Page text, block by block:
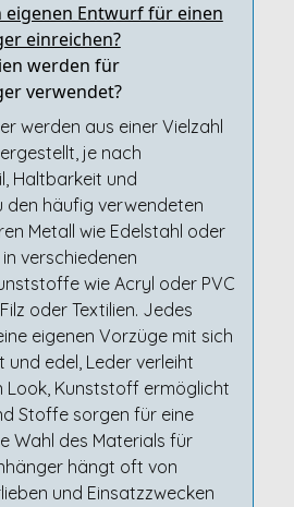
eigenen Entwurf für einen
einreichen?
werden für
verwendet?
werden aus einer Vielzahl
je nach
Haltbarkeit und
den häufig verwendeten
Metall wie Edelstahl oder
verschiedenen
wie Acryl oder PVC
oder Textilien. Jedes
eigenen Vorzüge mit sich
und edel, Leder verleiht
Look, Kunststoff ermöglicht
Stoffe sorgen für eine
Wahl des Materials für
hängt oft von
und Einsatzzwecken